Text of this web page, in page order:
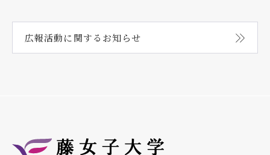
広報活動に関する お知らせ